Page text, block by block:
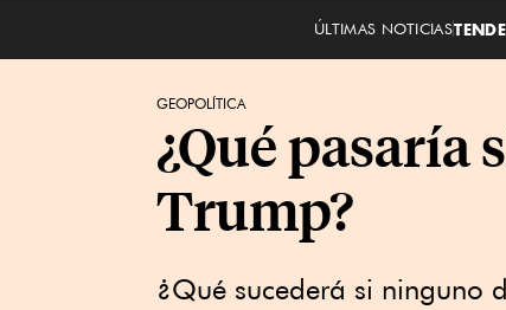
ÚLTIMAS NOTICIAS
GEOPOLÍTICA
¿Qué pasaría
Trump?
¿Qué sucederá si ninguno